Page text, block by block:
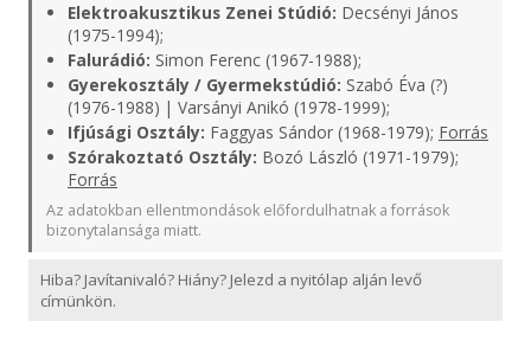
Elektroakusztikus Zenei Stúdió: Decsényi János
(1975-1994);
Falurádió: Simon Ferenc (1967-1988);
Gyerekosztály / Gyermekstúdió: Szabó Éva (?)
(1976-1988) | Varsányi Anikó (1978-1999);
Ifjúsági Osztály: Faggyas Sándor (1968-1979); Forrás
Szórakoztató Osztály: Bozó László (1971-1979);
Forrás
Az adatokban ellentmondások előfordulhatnak a források
bizonytalansága miatt.
Hiba? Javítanivaló? Hiány? Jelezd a nyitólap alján levő
címünkön.